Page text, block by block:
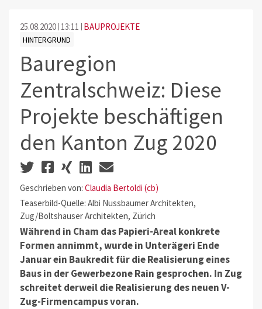
25.08.2020 13:11 BAUPROJEKTE
HINTERGRUND
Bauregion
Zentralschweiz: Diese
Projekte beschäftigen
den Kanton Zug 2020
Geschrieben von: Claudia Bertoldi (cb)
Teaserbild-Quelle: Albi Nussbaumer Architekten,
Zug/Boltshauser Architekten, Zürich
Während in Cham das Papieri-Areal konkrete
Formen annimmt, wurde in Unterägeri Ende
Januar ein Baukredit für die Realisierung eines
Baus in der Gewerbezone Rain gesprochen. In Zug
schreitet derweil die Realisierung des neuen V-
Zug-Firmencampusvoran.